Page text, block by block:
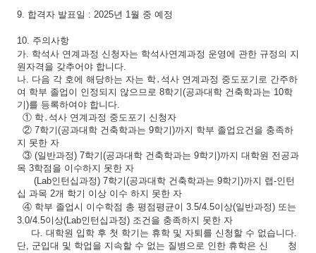
9. 합격자 발표일 : 2025년 1 월 중 예정
10. 주의사항
가. 학석사 연계과정 신청자는 학석사연계과정 운영에 관한 규정의 지
원자격을 갖추어야 합니다.
나. 다음 각 호에 해당하는 자는 학․ 석사 연계과정 중도포기로 간주하
여 학부 졸업이 인정되지 않으므로 8학기(공과대학 건축학과는 10학
기)를 등록하여야 합니다.
① 학․ 석사 연계과정 중도포기 신청자
② 7학기(공과대학 건축학과는 9학기)까지 학부 졸업요건을 충족하
지 못한 자
③ (일반과정) 7학기(공과대학 건축학과는 9학기)까지 대학원 전공과
목 3학점을 이수하지 못한 자
(Lab인턴십과정) 7학기(공과대학 건축학과는 9학기)까지 랩-인턴
십 과목 2개 학기 이상 이수 하지 못한 자
④ 학부 졸업시 이수학점 총 평점평균이 3.5/4.5이상(일반과정) 또는
3.0/4.5이상(Lab인턴십과정) 조건을 충족하지 못한 자
다. 대학원 입학 후 첫 학기는 휴학 및 자퇴를 신청할 수 없습니다.
단, 군입대 및 학업을 지속할 수 없는 질병으로 인한 휴학은 신 청